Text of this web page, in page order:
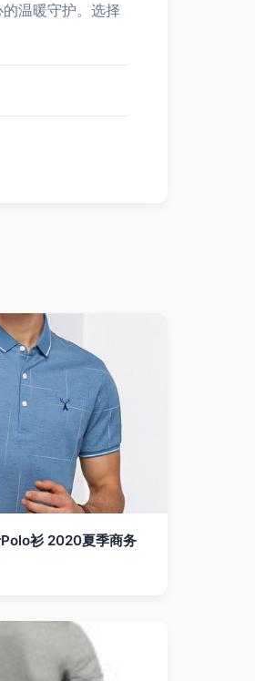
温暖守护。选择
衫 2020夏季商务